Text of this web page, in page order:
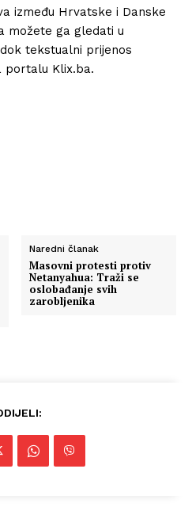
između Hrvatske i Danske
možete ga gledati u
tekstualni prijenos
portalu Klix.ba.
Naredni članak
Masovni protesti protiv
Netanyahua: Traži se
oslobađanje svih
zarobljenika